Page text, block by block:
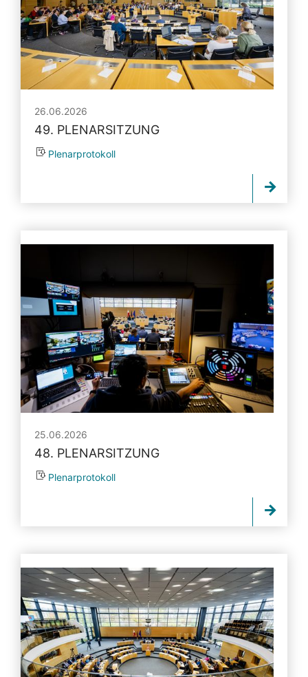
26.06.2026
49. PLENARSITZUNG
Plenarprotokoll
25.06.2026
48. PLENARSITZUNG
Plenarprotokoll